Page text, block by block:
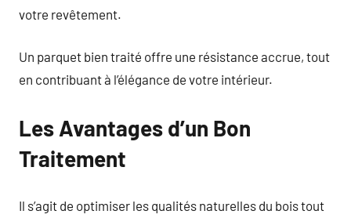
votre revêtement.
Un parquet bien traité offre une résistance accrue, tout
en contribuant à l’élégance de votre intérieur.
Les Avantages d’un Bon
Traitement
Il s’agit de optimiser les qualités naturelles du bois tout